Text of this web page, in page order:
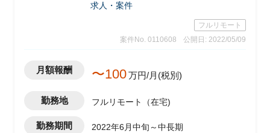
求人・案件
フルリモート
案件No. 0110608
公開日: 2022/05/09
月額報酬 〜100万円/月(税別)
勤務地 フルリモート（在宅)
勤務期間 2022年6月中旬～中長期